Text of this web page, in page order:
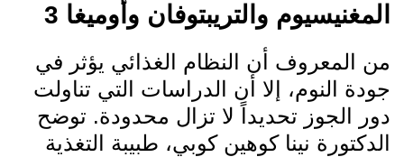
المغنيسيوم والتريبتوفان وأوميغا 3
من المعروف أن النظام الغذائي يؤثر في
جودة النوم، إلا أن الدراسات التي تناولت
دور الجوز تحديداً لا تزال محدودة. توضح
الدكتورة نينا كوهين كوبي، طبيبة التغذية